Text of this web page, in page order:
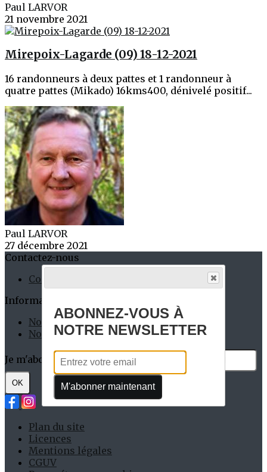
Paul LARVOR
21 novembre 2021
Mirepoix-Lagarde (09) 18-12-2021
16 randonneurs à deux pattes et 1 randonneur à
quatre pattes (Mikado) 16kms400, dénivelé positif...
Paul LARVOR
27 décembre 2021
Contactez-nous
Contact
Informations Pratiques
Nos Permanents
Nos Partenaires
Je m'abonne à la newsletter
OK
Plan du site
Licences
Mentions légales
CGUV
ABONNEZ-VOUS À
NOTRE NEWSLETTER
M'abonner maintenant